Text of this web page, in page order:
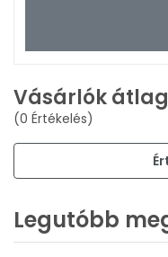
Vásárlók
(0 Értékelés)
Legutóbb